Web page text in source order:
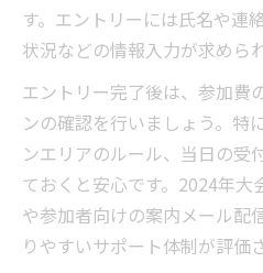
す。エントリーには氏名や連
状況などの情報入力が求めら
エントリー完了後は、参加費
ンの確認を行いましょう。特
ンエリアのルール、当日の受
ておくと安心です。2024年
や参加者向けの案内メール配
りやすいサポート体制が評価